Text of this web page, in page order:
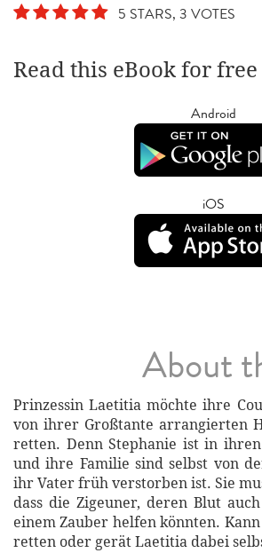
5 STARS, 3 VOTES
Read this eBook for
Android
iOS
About
Prinzessin Laetitia möchte ihre
von ihrer Großtante arrangierten
retten. Denn Stephanie ist in
und ihre Familie sind selbst von
ihr Vater früh verstorben ist. Sie
dass die Zigeuner, deren Blut
einem Zauber helfen könnten.
retten oder gerät Laetitia dabei